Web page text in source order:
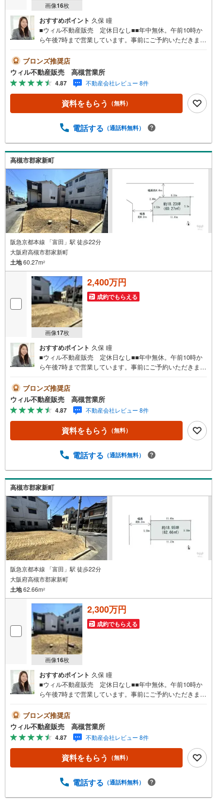
画像16枚
おすすめポイント 久保 瞳
■ウィル不動産販売 定休日なし■■年中無休。午前10時か
ら午後7時まで営業しています。事前にご予約いただきまし
い。 【弊社の特徴】 ■店舗裏手に駐車場をご用意しており
ます。ご利用ください。 ■キッズスペースもございます。
小さなお子様がいらっしゃるご家庭もお気軽にご来場くだ
さい！ 【営業日】定休日はございません。火曜日・水曜日
も営業しております。 【時間】10:00～19:00 ※左記時間は
お電話が繋がりやすくなっております。 ■リフォーム担
の物件管理システム、Willing-Naviで、お客様にぴったりの
物件のご紹介が可能です！ ■物件管理システムを使えば、
ネットに掲載されていない物件のご紹介ができます！ ■弊
社は阪神間北摂に12店舗（神戸市～高槻市・島本町・大阪
市）がございます。全域にて物件のご紹介・ご案内が可能
です。
ブロンズ推奨店
ウィル不動産販売 高槻営業所
4.87 不動産会社レビュー 8件
資料をもらう （無料）
電話する （通話料無料）
高槻市郡家新町
阪急京都本線 「富田」駅 徒歩22分
大阪府高槻市郡家新町
土地60.27m2
画像17枚
2,400万円
成約でもらえる
おすすめポイント 久保 瞳
■ウィル不動産販売 定休日なし■■年中無休。午前10時か
ら午後7時まで営業しています。事前にご予約いただきまし
い。 【弊社の特徴】 ■店舗裏手に駐車場をご用意しており
ます。ご利用ください。 ■キッズスペースもございます。
小さなお子様がいらっしゃるご家庭もお気軽にご来場くだ
さい！ 【営業日】定休日はございません。火曜日・水曜日
も営業しております。 【時間】10:00～19:00 ※左記時間は
お電話が繋がりやすくなっております。 ■リフォーム担
の物件管理システム、Willing-Naviで、お客様にぴったりの
物件のご紹介が可能です！ ■物件管理システムを使えば、
ネットに掲載されていない物件のご紹介ができます！ ■弊
社は阪神間北摂に12店舗（神戸市～高槻市・島本町・大阪
市）がございます。全域にて物件のご紹介・ご案内が可能
です。
ブロンズ推奨店
ウィル不動産販売 高槻営業所
4.87 不動産会社レビュー 8件
資料をもらう （無料）
電話する （通話料無料）
高槻市郡家新町
阪急京都本線 「富田」駅 徒歩22分
大阪府高槻市郡家新町
土地62.66m2
画像16枚
2,300万円
成約でもらえる
おすすめポイント 久保 瞳
■ウィル不動産販売 定休日なし■■年中無休。午前10時か
ら午後7時まで営業しています。事前にご予約いただきまし
い。 【弊社の特徴】 ■店舗裏手に駐車場をご用意しており
ます。ご利用ください。 ■キッズスペースもございます。
小さなお子様がいらっしゃるご家庭もお気軽にご来場くだ
さい！ 【営業日】定休日はございません。火曜日・水曜日
も営業しております。 【時間】10:00～19:00 ※左記時間は
お電話が繋がりやすくなっております。 ■リフォーム担
ブロンズ推奨店
ウィル不動産販売 高槻営業所
4.87 不動産会社レビュー 8件
資料をもらう （無料）
電話する （通話料無料）